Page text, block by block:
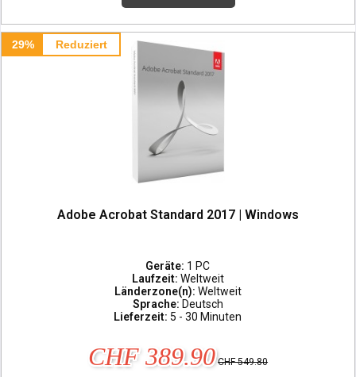
29% Reduziert
Adobe Acrobat Standard 2017 | Windows
Geräte: 1 PC
Laufzeit: Weltweit
Länderzone(n): Weltweit
Sprache: Deutsch
Lieferzeit: 5 - 30 Minuten
CHF 389.90 CHF 549.80